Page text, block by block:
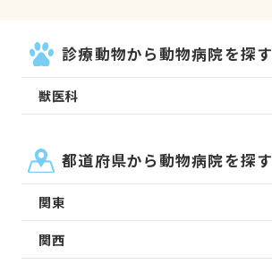
診療動物から動物病院を探す
獣医科
都道府県から動物病院を探す
関東
関西